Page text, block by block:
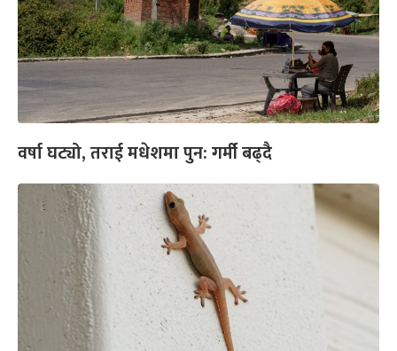
वर्षा घट्यो, तराई मधेशमा पुन: गर्मी बढ्दै